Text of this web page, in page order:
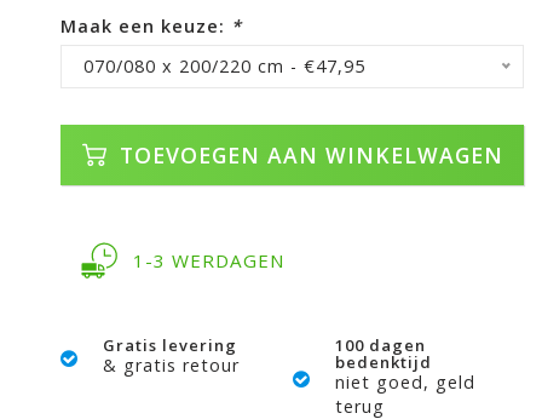
Maak een keuze: *
070/080 x 200/220 cm - €47,95
TOEVOEGEN AAN WINKELWAGEN
1-3 WERDAGEN
Gratis levering
& gratis retour
100 dagen
bedenktijd
niet goed, geld
terug